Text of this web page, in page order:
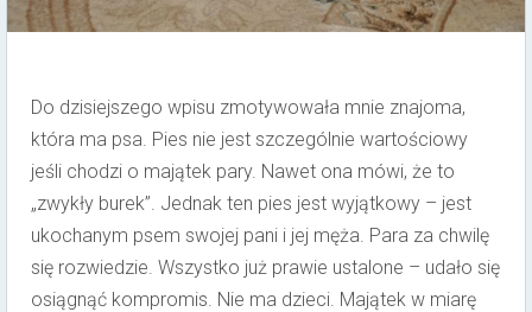
Do dzisiejszego wpisu zmotywowała mnie znajoma,
która ma psa. Pies nie jest szczególnie wartościowy
jeśli chodzi o majątek pary. Nawet ona mówi, że to
„zwykły burek”. Jednak ten pies jest wyjątkowy – jest
ukochanym psem swojej pani i jej męża. Para za chwilę
się rozwiedzie. Wszystko już prawie ustalone – udało się
osiągnąć kompromis. Nie ma dzieci. Majątek w miarę